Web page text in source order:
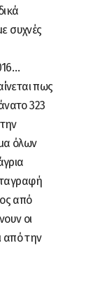
συχνές
πως
323
όλων
από
οι
από την